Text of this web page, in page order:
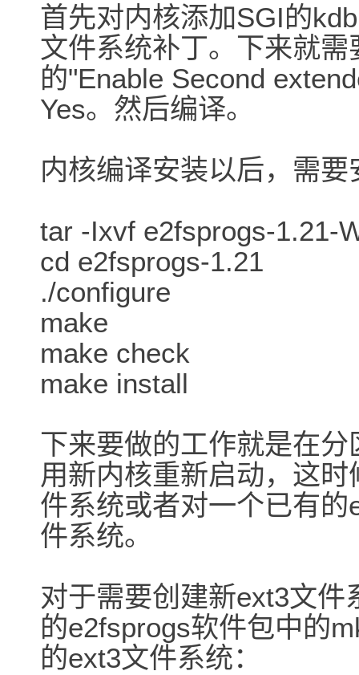
首先对内核添加SGI的
文件系统补丁。下来就
的"Enable Second
Yes。然后编译。
内核编译安装以后，需
tar -Ixvf e2fsprogs-1.21-
cd e2fsprogs-1.21
./configure
make
make check
make install
下来要做的工作就是在
用新内核重新启动，这
件系统或者对一个已有
件系统。
对于需要创建新ext3文
的e2fsprogs软件包中的
的ext3文件系统：